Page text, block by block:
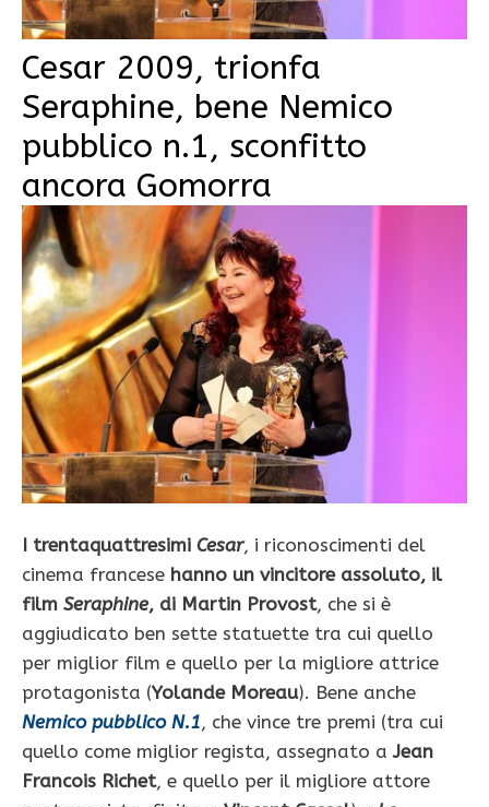
Cesar 2009, trionfa
Seraphine, bene Nemico
pubblico n.1, sconfitto
ancora Gomorra
I trentaquattresimi Cesar, i riconoscimenti del
cinema francese hanno un vincitore assoluto, il
film Seraphine, di Martin Provost, che si è
aggiudicato ben sette statuette tra cui quello
per miglior film e quello per la migliore attrice
protagonista (Yolande Moreau). Bene anche
Nemico pubblico N.1, che vince tre premi (tra cui
quello come miglior regista, assegnato aJean
Francois Richet, e quello per il migliore attore